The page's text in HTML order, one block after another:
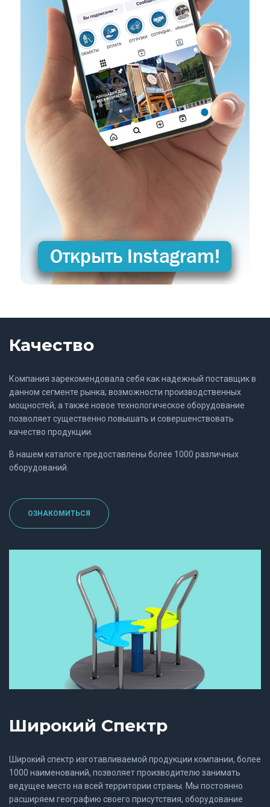
Качество
Компания зарекомендовала себя как надежный поставщик в
данном сегменте рынка; возможности производственных
мощностей, а также новое технологическое оборудование
позволяет существенно повышать и совершенствовать
качество продукции.
В нашем каталоге предоставлены более 1000 различных
оборудований.
ОЗНАКОМИТЬСЯ
Широкий Спектр
Широкий спектр изготавливаемой продукции компании, более
1000 наименований, позволяет производителю занимать
ведущее место на всей территории страны. Мы постоянно
расширяем географию своего присутствия, оборудование